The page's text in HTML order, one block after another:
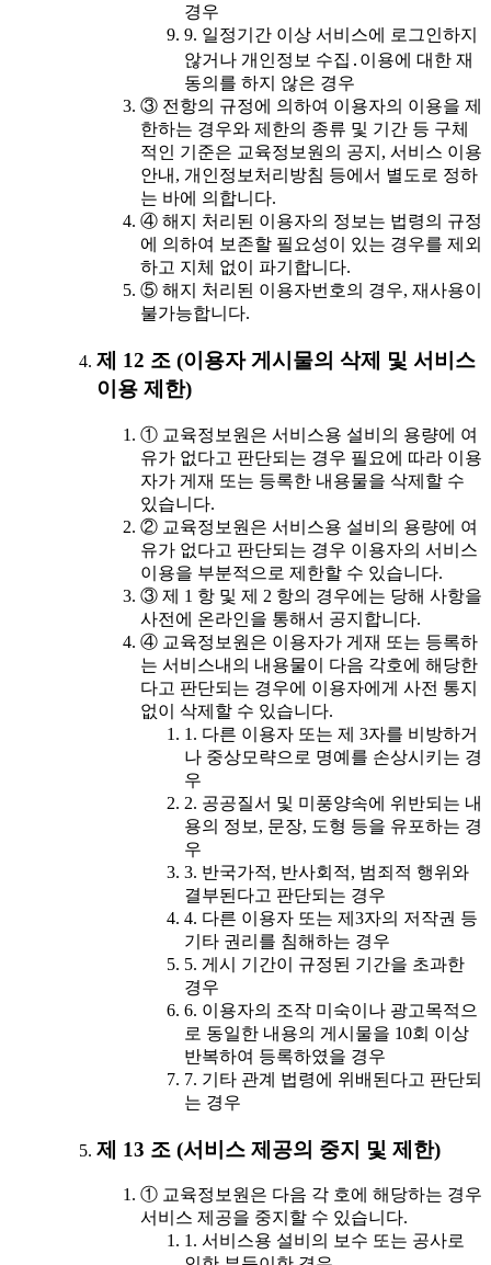
경우
9. 일정기간 이상 서비스에 로그인하지
않거나 개인정보 수집․이용에 대한 재
동의를 하지 않은 경우
③ 전항의 규정에 의하여 이용자의 이용을 제
한하는 경우와 제한의 종류 및 기간 등 구체
적인 기준은 교육정보원의 공지, 서비스 이용
안내, 개인정보처리방침 등에서 별도로 정하
는 바에 의합니다.
④ 해지 처리된 이용자의 정보는 법령의 규정
에 의하여 보존할 필요성이 있는 경우를 제외
하고 지체 없이 파기합니다.
⑤ 해지 처리된 이용자번호의 경우, 재사용이
불가능합니다.
제 12 조 (이용자 게시물의 삭제 및 서비스
이용 제한)
① 교육정보원은 서비스용 설비의 용량에 여
유가 없다고 판단되는 경우 필요에 따라 이용
자가 게재 또는 등록한 내용물을 삭제할 수
있습니다.
② 교육정보원은 서비스용 설비의 용량에 여
유가 없다고 판단되는 경우 이용자의 서비스
이용을 부분적으로 제한할 수 있습니다.
③ 제 1 항 및 제 2 항의 경우에는 당해 사항을
사전에 온라인을 통해서 공지합니다.
④ 교육정보원은 이용자가 게재 또는 등록하
는 서비스내의 내용물이 다음 각호에 해당한
다고 판단되는 경우에 이용자에게 사전 통지
없이 삭제할 수 있습니다.
1. 다른 이용자 또는 제 3자를 비방하거
나 중상모략으로 명예를 손상시키는 경
우
2. 공공질서 및 미풍양속에 위반되는 내
용의 정보, 문장, 도형 등을 유포하는 경
우
3. 반국가적, 반사회적, 범죄적 행위와
결부된다고 판단되는 경우
4. 다른 이용자 또는 제3자의 저작권 등
기타 권리를 침해하는 경우
5. 게시 기간이 규정된 기간을 초과한
경우
6. 이용자의 조작 미숙이나 광고목적으
로 동일한 내용의 게시물을 10회 이상
반복하여 등록하였을 경우
7. 기타 관계 법령에 위배된다고 판단되
는 경우
제 13 조 (서비스 제공의 중지 및 제한)
① 교육정보원은 다음 각 호에 해당하는 경우
서비스 제공을 중지할 수 있습니다.
1. 서비스용 설비의 보수 또는 공사로